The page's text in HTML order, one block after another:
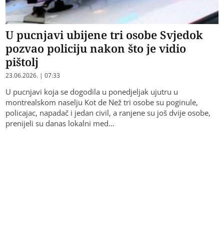
U pucnjavi ubijene tri osobe Svjedok
pozvao policiju nakon što je vidio
pištolj
23.06.2026. | 07:33
U pucnjavi koja se dogodila u ponedjeljak ujutru u
montrealskom naselju Kot de Než tri osobe su poginule,
policajac, napadač i jedan civil, a ranjene su još dvije osobe,
prenijeli su danas lokalni med…